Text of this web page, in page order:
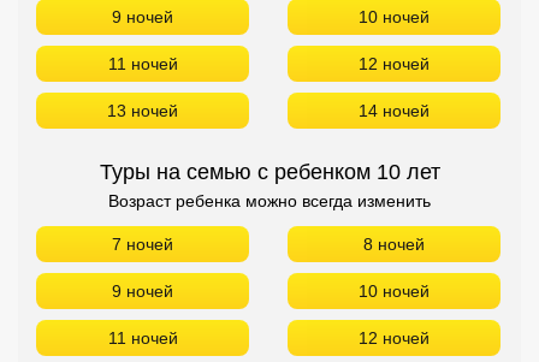
9 ночей 10 ночей
11 ночей 12 ночей
13 ночей 14 ночей
Туры на семью с ребенком 10 лет
Возраст ребенка можно всегда изменить
7 ночей 8 ночей
9 ночей 10 ночей
11 ночей 12 ночей